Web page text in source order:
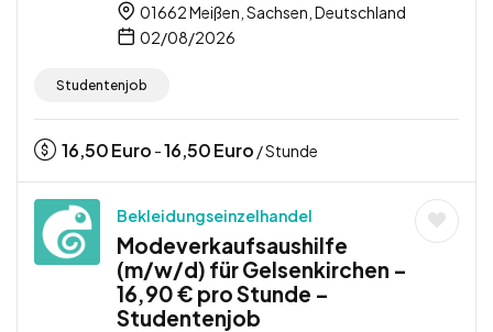
01662 Meißen, Sachsen, Deutschland
02/08/2026
Studentenjob
16,50Euro -16,50Euro / Stunde
Bekleidungseinzelhandel
Modeverkaufsaushilfe
(m/w/d) für Gelsenkirchen –
16,90 € pro Stunde –
Studentenjob